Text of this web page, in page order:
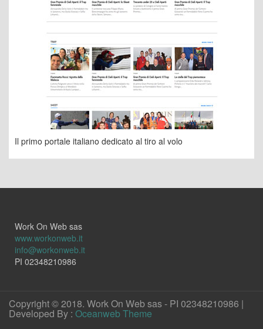
Il primo portale italiano dedicato al tiro al volo
Work On Web sas
www.workonweb.it
info@workonweb.it
PI 02348210986
Copyright © 2018. Work On Web sas - PI 02348210986 |
Developed By : Oceanweb Theme